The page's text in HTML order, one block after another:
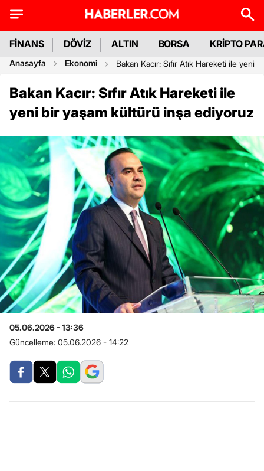
FİNANS DÖVİZ ALTIN BORSA KRİPTO
Anasayfa Ekonomi Bakan Kacır: Sıfır Atık Hareketi ile
Bakan Kacır: Sıfır Atık Hareketi ile
yeni bir yaşam kültürü inşa ediyoruz
05.06.2026 - 13:36
Güncelleme: 05.06.2026 - 14:22